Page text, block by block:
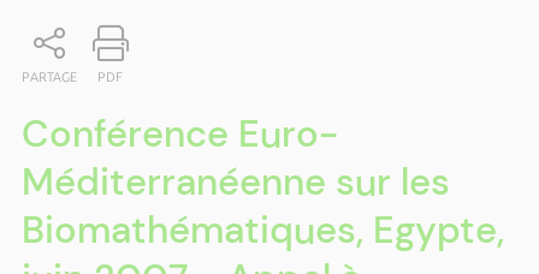
PARTAGE PDF
Conférence Euro-
Méditerranéenne sur les
Biomathématiques, Egypte,